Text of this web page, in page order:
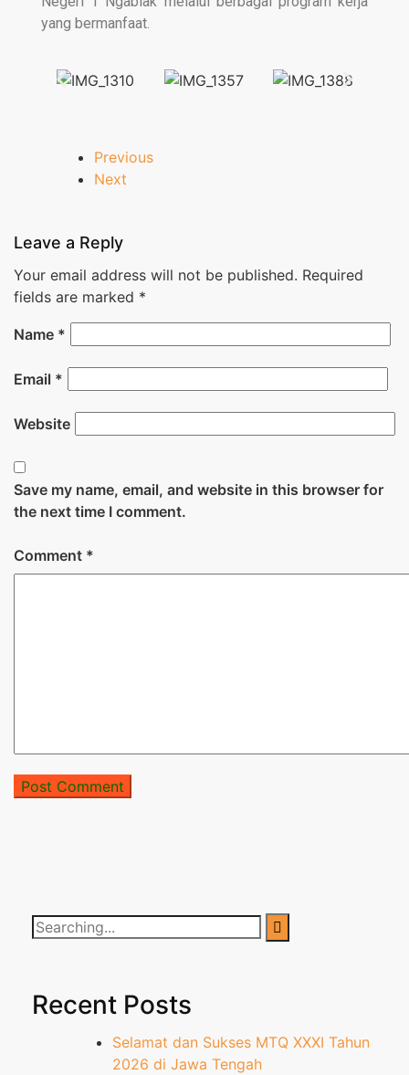
yang bermanfaat.
Previous
Next
Leave a Reply
Your email address will not be published. Required
fields are marked *
Name *
Email *
Website
Save my name, email, and website in this browser for
the next time I comment.
Comment *
Recent Posts
Selamat dan Sukses MTQ XXXI Tahun
2026 di Jawa Tengah